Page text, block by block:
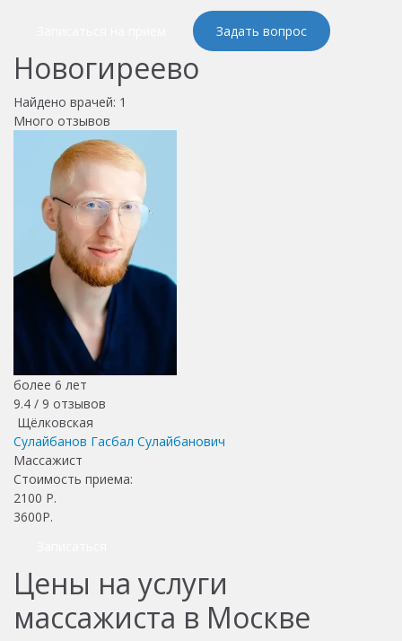
Задать вопрос
Новогиреево
Найдено врачей: 1
Много отзывов
более 6 лет
9.4 / 9 отзывов
Щёлковская
Сулайбанов Гасбал Сулайбанович
Массажист
Стоимость приема:
2100 Р.
3600Р.
Цены на услуги
массажиста в Москве